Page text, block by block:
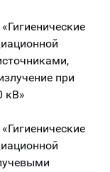
«Гигиенические
при
кВ»
«Гигиенические